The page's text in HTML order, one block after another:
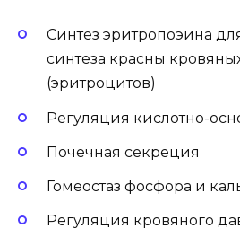
Синтез эритропоэина
синтеза красны
(эритроцитов)
Регуляция кислотно-
Почечная секреция
Гомеостаз фосфора и
Регуляция кровяного